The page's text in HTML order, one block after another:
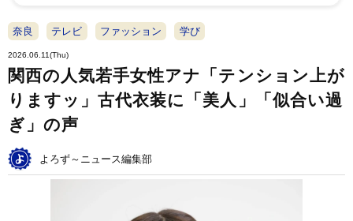
奈良 テレビ ファッション 学び
2026.06.11(Thu)
関西の人気若手女性アナ「テンション上が
りますッ」古代衣装に「美人」「似合い過
ぎ」の声
よろず～ニュース編集部